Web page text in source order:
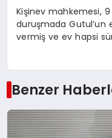
Kişinev mahkemesi, 9
duruşmada Gutul’un
vermiş ve ev hapsi
Benzer